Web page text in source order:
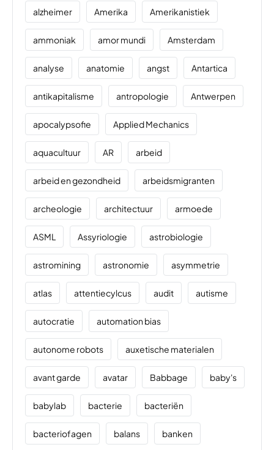
alzheimer Amerika Amerikanistiek
ammoniak amor mundi Amsterdam
analyse anatomie angst Antartica
antikapitalisme antropologie Antwerpen
apocalypsofie Applied Mechanics
aquacultuur AR arbeid
arbeid en gezondheid arbeidsmigranten
archeologie architectuur armoede
ASML Assyriologie astrobiologie
astromining astronomie asymmetrie
atlas attentiecylcus audit autisme
autocratie automation bias
autonome robots auxetische materialen
avant garde avatar Babbage baby's
babylab bacterie bacteriën
bacteriofagen balans banken